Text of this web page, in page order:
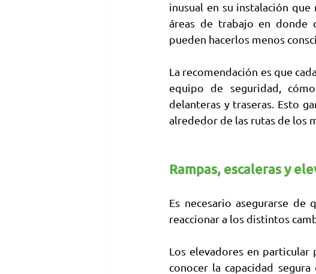
inusual en su instalación
áreas de trabajo en donde
pueden hacerlos menos
La recomendación es que
equipo de seguridad,
delanteras y traseras. Esto
alrededor de las rutas de los
Rampas, escaleras y
Es necesario asegurarse de
reaccionar a los distintos
Los elevadores en
conocer la capacidad